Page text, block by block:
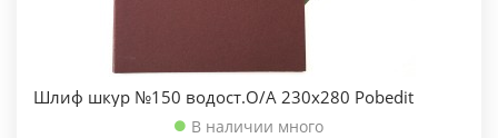
Шлиф шкур №150 водост.О/А 230х280 Pobedit
В наличии много